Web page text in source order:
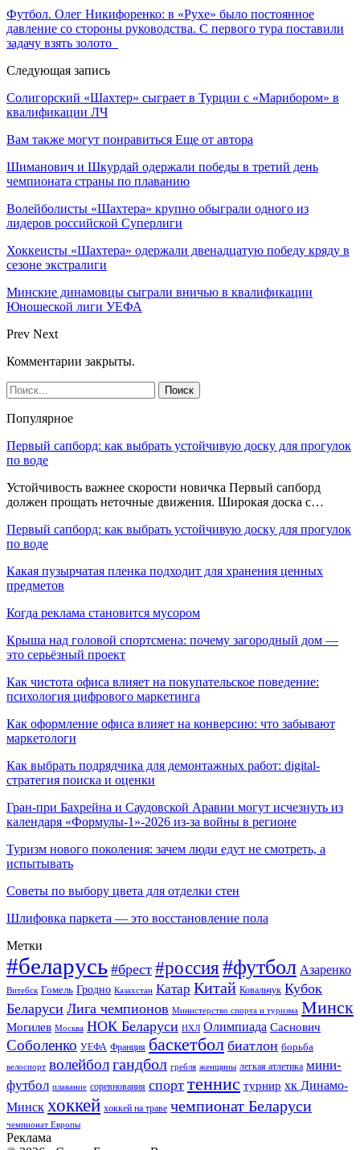
Футбол. Олег Никифоренко: в «Рухе» было постоянное
давление со стороны руководства. С первого тура поставили
задачу взять золото
Следующая запись
Солигорский «Шахтер» сыграет в Турции с «Марибором» в
квалификации ЛЧ
Вам также могут понравиться Еще от автора
Шиманович и Шкурдай одержали победы в третий день
чемпионата страны по плаванию
Волейболисты «Шахтера» крупно обыграли одного из
лидеров российской Суперлиги
Хоккеисты «Шахтера» одержали двенадцатую победу кряду в
сезоне экстралиги
Минские динамовцы сыграли вничью в квалификации
Юношеской лиги УЕФА
Prev Next
Комментарии закрыты.
Популярное
Первый сапборд: как выбрать устойчивую доску для прогулок
по воде
Устойчивость важнее скорости новичка Первый сапборд
должен прощать неточные движения. Широкая доска с…
Первый сапборд: как выбрать устойчивую доску для прогулок
по воде
Какая пузырчатая пленка подходит для хранения ценных
предметов
Когда реклама становится мусором
Крыша над головой спортсмена: почему загородный дом —
это серьёзный проект
Как чистота офиса влияет на покупательское поведение:
психология цифрового маркетинга
Как оформление офиса влияет на конверсию: что забывают
маркетологи
Как выбрать подрядчика для демонтажных работ: digital-
стратегия поиска и оценки
Гран-при Бахрейна и Саудовской Аравии могут исчезнуть из
календаря «Формулы-1»-2026 из-за войны в регионе
Туризм нового поколения: зачем люди едут не смотреть, а
испытывать
Советы по выбору цвета для отделки стен
Шлифовка паркета — это восстановление пола
Метки
#беларусь #брест #россия#футбол Азаренко
Витебск Гомель Гродно Казахстан Катар Китай Ковальчук Кубок
Беларуси Лига чемпионов Министерство спорта и туризма Минск
Могилев Москва НОК Беларуси НХЛ Олимпиада Саснович
Соболенко УЕФА Франция баскетбол биатлон борьба
велоспорт волейболгандбол гребля женщины легкая атлетика мини-
футбол плавание соревнования спорт теннис турнир хк Динамо-
Минск хоккей хоккей на траве чемпионат Беларуси
чемпионат Европы
Реклама